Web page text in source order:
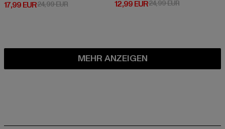
17,99 EUR
Derzeitiger Preis: 17,99 EUR
24,99 EURAktionspreis: 24,99 EUR
12,99 EUR
Derzeitiger Preis: 12,99 EUR
24,99 EURAktionspreis:
MEHR ANZEIGEN